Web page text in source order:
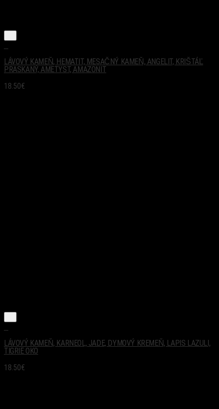
LÁVOVÝ KAMEŇ, HEMATIT, MESAČNÝ KAMEŇ, ANGELIT, KRIŠTÁĽ
PRASKANÝ, AMETYST, AMAZONIT
18.50€
LÁVOVÝ KAMEŇ, KARNEOL, JADE, DYMOVÝ KREMEŇ, LAPIS LAZULI,
TIGRIE OKO
18.50€